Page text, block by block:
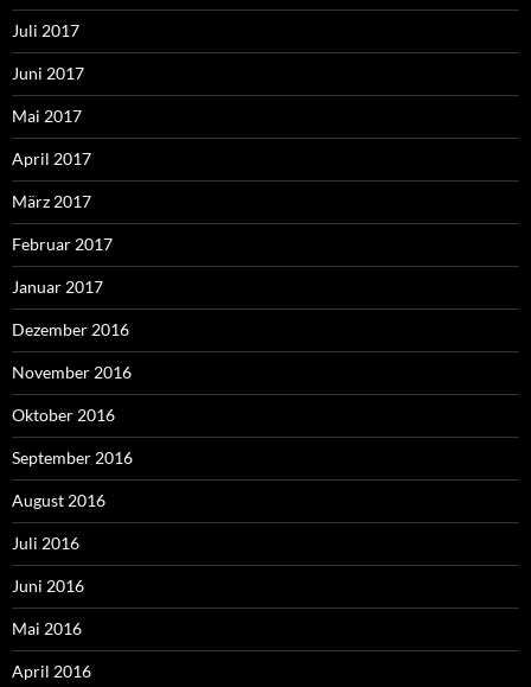
Juli 2017
Juni 2017
Mai 2017
April 2017
März 2017
Februar 2017
Januar 2017
Dezember 2016
November 2016
Oktober 2016
September 2016
August 2016
Juli 2016
Juni 2016
Mai 2016
April 2016